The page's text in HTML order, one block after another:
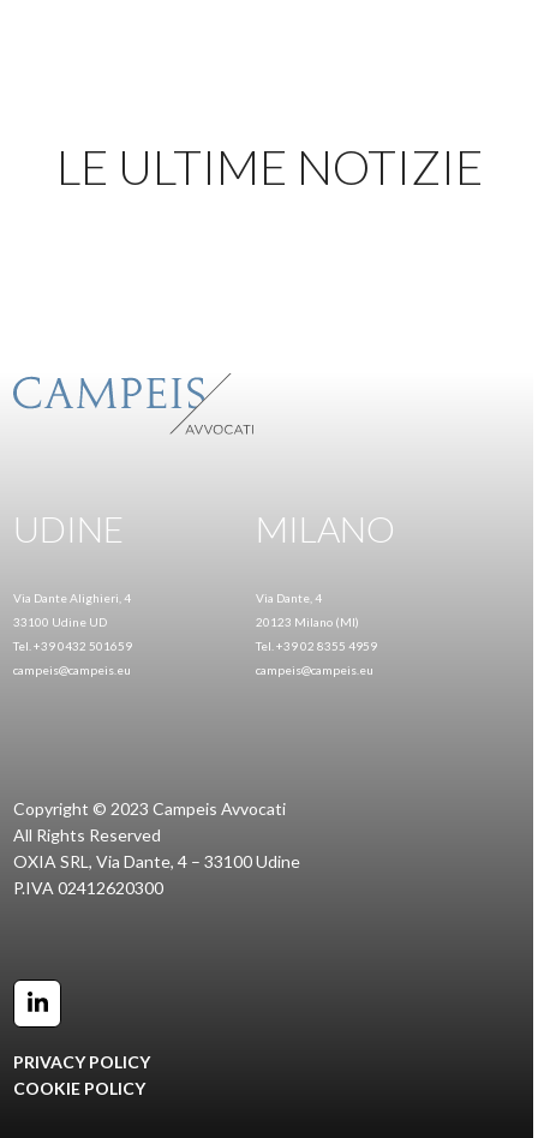
LE ULTIME NOTIZIE
UDINE
Via Dante Alighieri, 4
33100 Udine UD
Tel. +39 0432 501659
campeis@campeis.eu
MILANO
Via Dante, 4
20123 Milano (MI)
Tel. +39 02 8355 4959
campeis@campeis.eu
Copyright © 2023 Campeis Avvocati
All Rights Reserved
OXIA SRL, Via Dante, 4 – 33100 Udine
P.IVA 02412620300
LinkedIn
PRIVACY POLICY
COOKIE POLICY